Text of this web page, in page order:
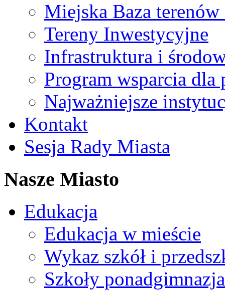
Miejska Baza
Tereny Inwestycyjne
Infrastruktura i
Program wsparcia
Najważniejsze
Kontakt
Sesja Rady Miasta
Nasze Miasto
Edukacja
Edukacja w mieście
Wykaz szkół i
Szkoły